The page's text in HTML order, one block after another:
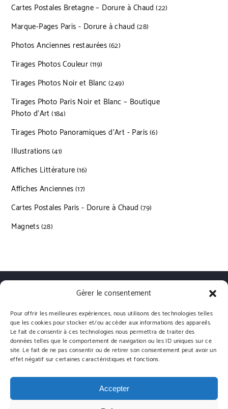
Gérer le consentement
Pour offrir les meilleures expériences, nous utilisons des technologies telles
que les cookies pour stocker et/ou accéder aux informations des appareils.
Le fait de consentir à ces technologies nous permettra de traiter des
données telles que le comportement de navigation ou les ID uniques sur ce
site. Le fait de ne pas consentir ou de retirer son consentement peut avoir un
effet négatif sur certaines caractéristiques et fonctions.
Accepter
Cartes Postales Bretagne – Dorure à Chaud 2222 produits
Marque-Pages Paris - Dorure à chaud 2828 produits
Photos Anciennes restaurées 6262 produits
Tirages Photos Couleur 119119 produits
Tirages Photos Noir et Blanc 249249 produits
Tirages Photo Paris Noir et Blanc – Boutique
Photo d’Art 184184 produits
Tirages Photo Panoramiques d’Art - Paris 66 produits
Illustrations 4141 produits
Affiches Littérature 1616 produits
Affiches Anciennes 1717 produits
Cartes Postales Paris - Dorure à Chaud 7979 produits
Magnets 2828 produits
Livraisons Conditions générales de vente
Politique de confidentialité
Politique de cookies (UE)